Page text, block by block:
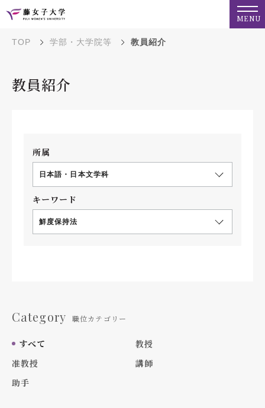
MENU
TOP 学部・大学院等 教員紹介
教員紹介
所属
日本語・日本文学科
キーワード
鮮度保持法
Category 職位カテゴリー
すべて
教授
准教授
講師
助手